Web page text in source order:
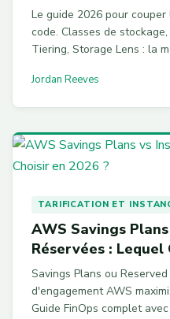
Le guide 2026 pour
code. Classes de
Tiering, Storage Lens : la
à copier.
Jordan Reeves
TARIFICATION ET
AWS Savings
Réservées : Lequel
Savings Plans ou
d'engagement AWS
Guide FinOps complet